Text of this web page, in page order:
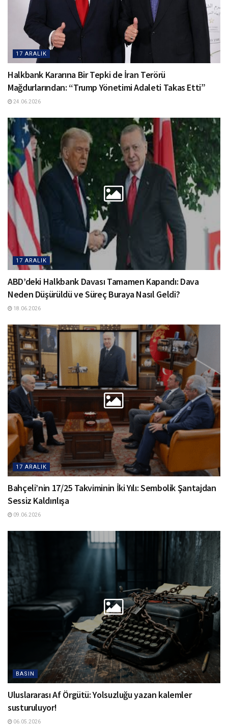
17 ARALIK
Halkbank Kararına Bir Tepki de İran Terörü
Mağdurlarından: “Trump Yönetimi Adaleti Takas Etti”
24.06.2026
17 ARALIK
ABD’deki Halkbank Davası Tamamen Kapandı: Dava
Neden Düşürüldü ve Süreç Buraya Nasıl Geldi?
18.06.2026
17 ARALIK
Bahçeli’nin 17/25 Takviminin İki Yılı: Sembolik Şantajdan
Sessiz Kaldırılışa
09.06.2026
BASIN
Uluslararası Af Örgütü: Yolsuzluğu yazan kalemler
susturuluyor!
06.05.2026